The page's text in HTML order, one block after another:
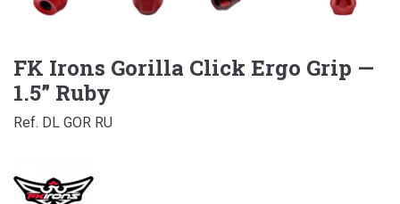
FK Irons Gorilla Click Ergo Grip —
1.5” Ruby
Ref. DL GOR RU